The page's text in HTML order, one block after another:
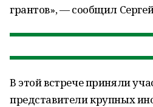
грантов», — сообщил
В этой встрече приняли
представители крупных